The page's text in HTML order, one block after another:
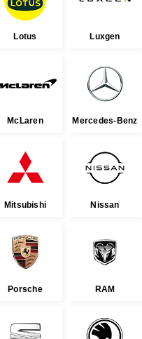
Lotus Luxgen
McLaren Mercedes-Benz
Mitsubishi Nissan
Porsche RAM